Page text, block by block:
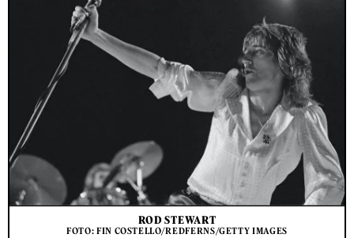
ROD STEWART
FOTO: FIN COSTELLO/REDFERNS/GETTY IMAGES